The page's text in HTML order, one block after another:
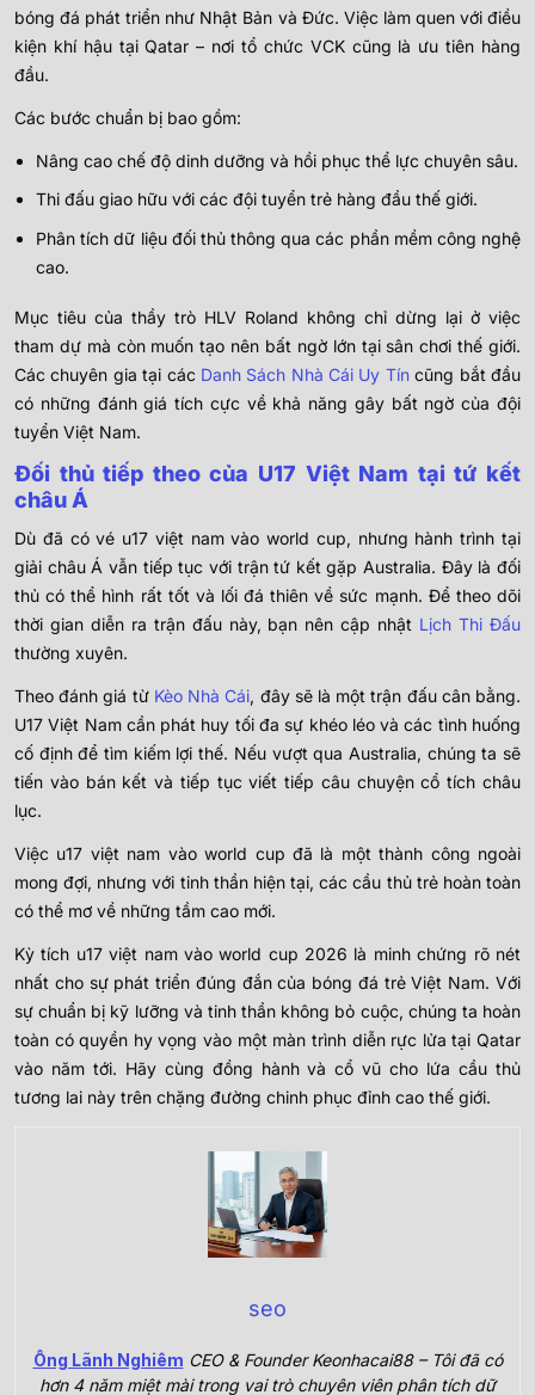
bóng đá phát triển như Nhật Bản và Đức. Việc làm quen với điều
kiện khí hậu tại Qatar – nơi tổ chức VCK cũng là ưu tiên hàng
đầu.
Các bước chuẩn bị bao gồm:
Nâng cao chế độ dinh dưỡng và hồi phục thể lực chuyên sâu.
Thi đấu giao hữu với các đội tuyển trẻ hàng đầu thế giới.
Phân tích dữ liệu đối thủ thông qua các phần mềm công nghệ
cao.
Mục tiêu của thầy trò HLV Roland không chỉ dừng lại ở việc
tham dự mà còn muốn tạo nên bất ngờ lớn tại sân chơi thế giới.
Các chuyên gia tại các Danh Sách Nhà Cái Uy Tíncũng bắt đầu
có những đánh giá tích cực về khả năng gây bất ngờ của đội
tuyển Việt Nam.
Đối thủ tiếp theo của U17 Việt Nam tại tứ kết
châu Á
Dù đã có vé u17 việt nam vào world cup, nhưng hành trình tại
giải châu Á vẫn tiếp tục với trận tứ kết gặp Australia. Đây là đối
thủ có thể hình rất tốt và lối đá thiên về sức mạnh. Để theo dõi
thời gian diễn ra trận đấu này, bạn nên cập nhật Lịch Thi Đấu
thường xuyên.
Theo đánh giá từ Kèo Nhà Cái, đây sẽ là một trận đấu cân bằng.
U17 Việt Nam cần phát huy tối đa sự khéo léo và các tình huống
cố định để tìm kiếm lợi thế. Nếu vượt qua Australia, chúng ta sẽ
tiến vào bán kết và tiếp tục viết tiếp câu chuyện cổ tích châu
lục.
Việc u17 việt nam vào world cup đã là một thành công ngoài
mong đợi, nhưng với tinh thần hiện tại, các cầu thủ trẻ hoàn toàn
có thể mơ về những tầm cao mới.
Kỳ tích u17 việt nam vào world cup 2026 là minh chứng rõ nét
nhất cho sự phát triển đúng đắn của bóng đá trẻ Việt Nam. Với
sự chuẩn bị kỹ lưỡng và tinh thần không bỏ cuộc, chúng ta hoàn
toàn có quyền hy vọng vào một màn trình diễn rực lửa tại Qatar
vào năm tới. Hãy cùng đồng hành và cổ vũ cho lứa cầu thủ
tương lai này trên chặng đường chinh phục đỉnh cao thế giới.
seo
Ông Lãnh Nghiêm CEO & Founder Keonhacai88 – Tôi đã có
hơn 4 năm miệt mài trong vai trò chuyên viên phân tích dữ